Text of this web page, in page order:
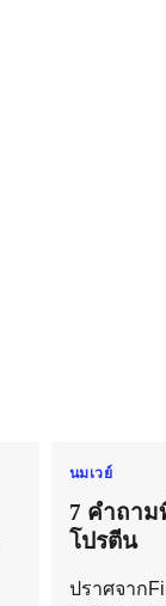
นมเวย์
7 คำถาม
โปรตีน
ปราศจาก